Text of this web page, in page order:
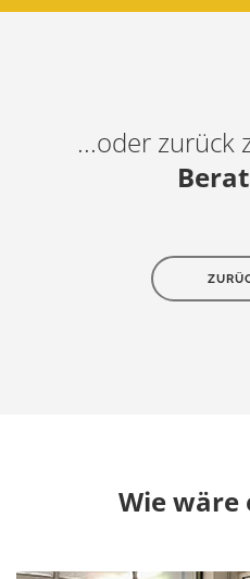
...oder zurück
Wie wäre